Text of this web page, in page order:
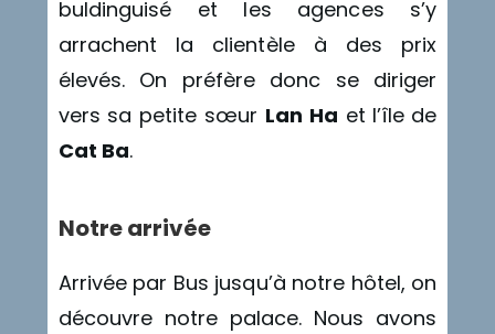
buldinguisé et les agences s’y
arrachent la clientèle à des prix
élevés. On préfère donc se diriger
vers sa petite sœur Lan Ha et l’île de
Cat Ba.
Notre arrivée
Arrivée par Bus jusqu’à notre hôtel, on
découvre notre palace. Nous avons